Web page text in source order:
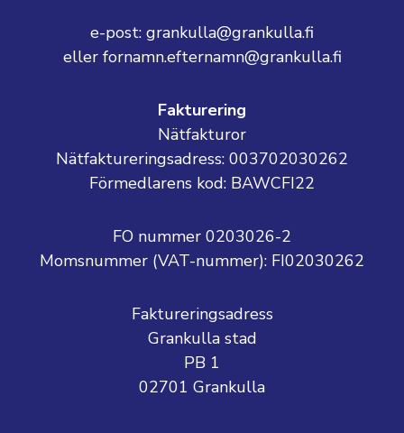
e-post: grankulla@grankulla.fi
eller fornamn.efternamn@grankulla.fi
Fakturering
Nätfakturor
Nätfaktureringsadress: 003702030262
Förmedlarens kod: BAWCFI22
FO nummer 0203026-2
Momsnummer (VAT-nummer): FI02030262
Faktureringsadress
Grankulla stad
PB 1
02701 Grankulla